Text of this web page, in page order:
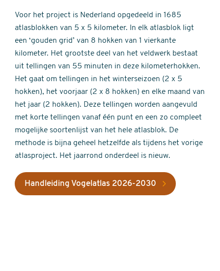
Voor het project is Nederland opgedeeld in 1685
atlasblokken van 5 x 5 kilometer. In elk atlasblok ligt
een ‘gouden grid’ van 8 hokken van 1 vierkante
kilometer. Het grootste deel van het veldwerk bestaat
uit tellingen van 55 minuten in deze kilometerhokken.
Het gaat om tellingen in het winterseizoen (2 x 5
hokken), het voorjaar (2 x 8 hokken) en elke maand van
het jaar (2 hokken). Deze tellingen worden aangevuld
met korte tellingen vanaf één punt en een zo compleet
mogelijke soortenlijst van het hele atlasblok. De
methode is bijna geheel hetzelfde als tijdens het vorige
atlasproject. Het jaarrond onderdeel is nieuw.
Handleiding Vogelatlas 2026-2030